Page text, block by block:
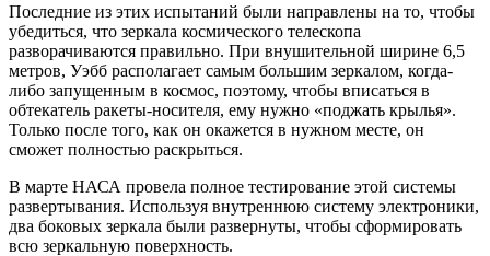
Последние из этих испытаний были направлены на то, чтобы
убедиться, что зеркала космического телескопа
разворачиваются правильно. При внушительной ширине 6,5
метров, Уэбб располагает самым большим зеркалом, когда-
либо запущенным в космос, поэтому, чтобы вписаться в
обтекатель ракеты-носителя, ему нужно «поджать крылья».
Только после того, как он окажется в нужном месте, он
сможет полностью раскрыться.
В марте НАСА провела полное тестирование этой системы
развертывания. Используя внутреннюю систему электроники,
два боковых зеркала были развернуты, чтобы сформировать
всю зеркальную поверхность.